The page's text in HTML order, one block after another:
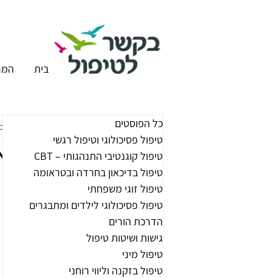
בית
כל הפוסטים
טיפול פסיכולוגי וטיפול רגשי
טיפול קוגנטיבי התנהגותי – CBT
טיפול בדיכאון בחרדה ובטראומה
טיפול זוגי משפחתי
טיפול פסיכולוגי לילדים ומתבגרים
הדרכת הורים
גישות ושיטות טיפול
טיפול מיני
טיפול בזקנה וליווי רוחני